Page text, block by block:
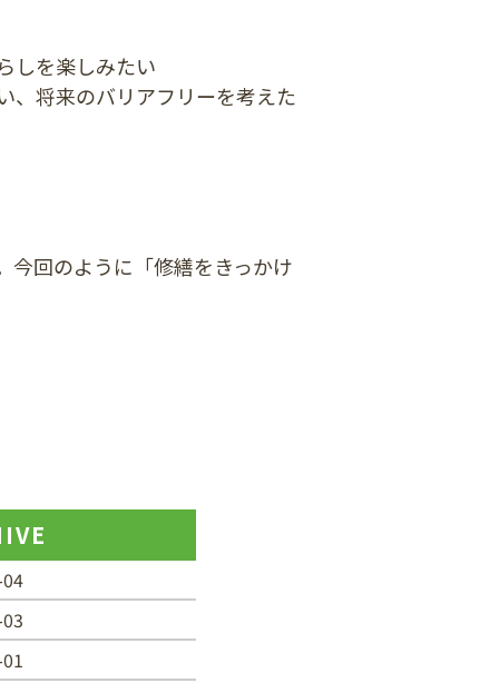
しを楽しみたい
、将来のバリアフリーを考えた
今回のように「修繕をきっかけ